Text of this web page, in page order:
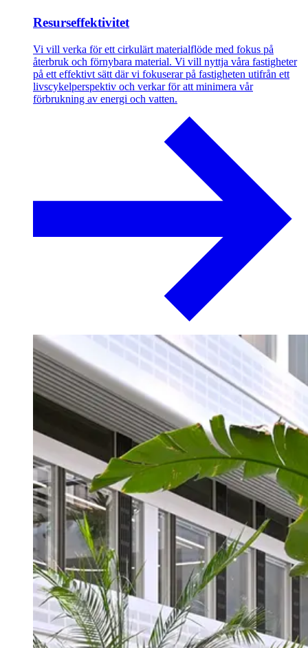
Resurseffektivitet
Vi vill verka för ett cirkulärt materialflöde med fokus på
återbruk och förnybara material. Vi vill nyttja våra fastigheter
på ett effektivt sätt där vi fokuserar på fastigheten utifrån ett
livscykelperspektiv och verkar för att minimera vår
förbrukning av energi och vatten.